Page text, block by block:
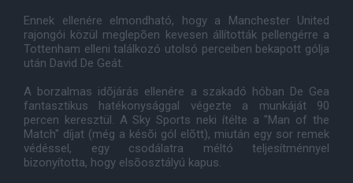
Ennek ellenére elmondható, hogy a Manchester United
rajongói közül meglepõen kevesen állították pellengérre a
Tottenham elleni találkozó utolsó perceiben bekapott gólja
után David De Geát.
A borzalmas idõjárás ellenére a szakadó hóban De Gea
fantasztikus hatékonysággal végezte a munkáját 90
percen keresztül. A Sky Sports neki ítélte a "Man of the
Match" díjat (még a késõi gól elõtt), miután egy sor remek
védéssel, egy csodálatra méltó teljesítménnyel
bizonyította, hogy elsõosztályú kapus.